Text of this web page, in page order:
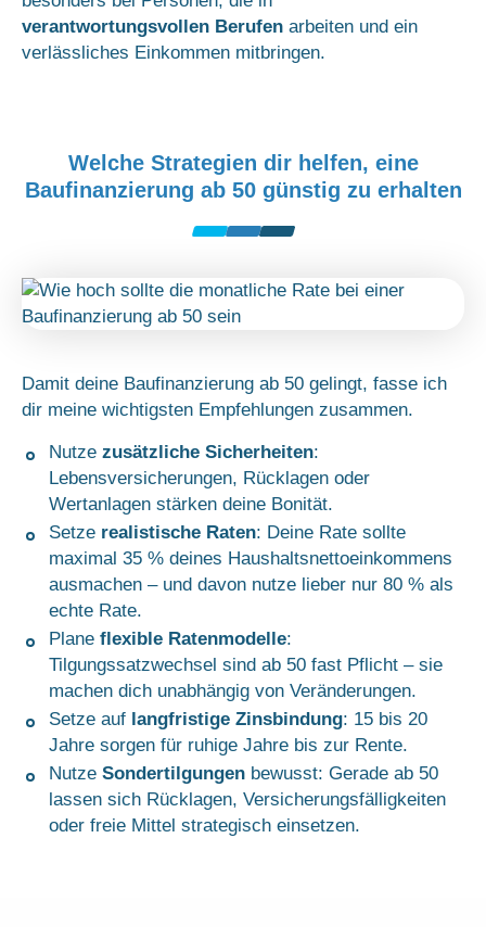
verantwortungsvollen Berufen arbeiten und ein
verlässliches Einkommen mitbringen.
Welche Strategien dir helfen, eine
Baufinanzierung ab 50 günstig zu erhalten
Damit deine Baufinanzierung ab 50 gelingt, fasse ich
dir meine wichtigsten Empfehlungen zusammen.
Nutze zusätzliche Sicherheiten:
Lebensversicherungen, Rücklagen oder
Wertanlagen stärken deine Bonität.
Setze realistische Raten: Deine Rate sollte
maximal 35 % deines Haushaltsnettoeinkommens
ausmachen – und davon nutze lieber nur 80 % als
echte Rate.
Plane flexible Ratenmodelle:
Tilgungssatzwechsel sind ab 50 fast Pflicht – sie
machen dich unabhängig von Veränderungen.
Setze auf langfristige Zinsbindung: 15 bis 20
Jahre sorgen für ruhige Jahre bis zur Rente.
Nutze Sondertilgungen bewusst: Gerade ab 50
lassen sich Rücklagen, Versicherungsfälligkeiten
oder freie Mittel strategisch einsetzen.